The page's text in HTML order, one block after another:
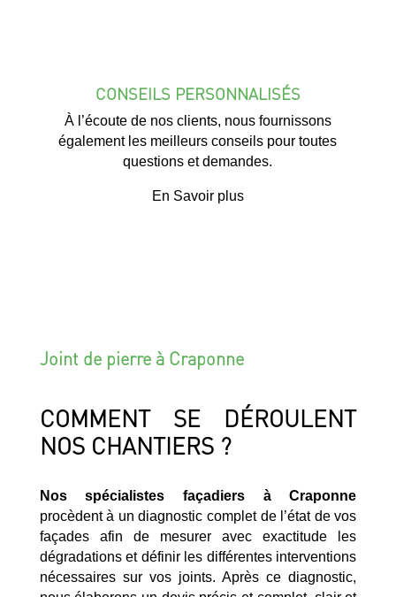
CONSEILS PERSONNALISÉS
À l’écoute de nos clients, nous fournissons
également les meilleurs conseils pour toutes
questions et demandes.
En Savoir plus
Joint de pierre à Craponne
COMMENT SE DÉROULENT
NOS CHANTIERS ?
Nos spécialistes façadiers à Craponne
procèdent à un diagnostic complet de l’état de vos
façades afin de mesurer avec exactitude les
dégradations et définir les différentes interventions
nécessaires sur vos joints. Après ce diagnostic,